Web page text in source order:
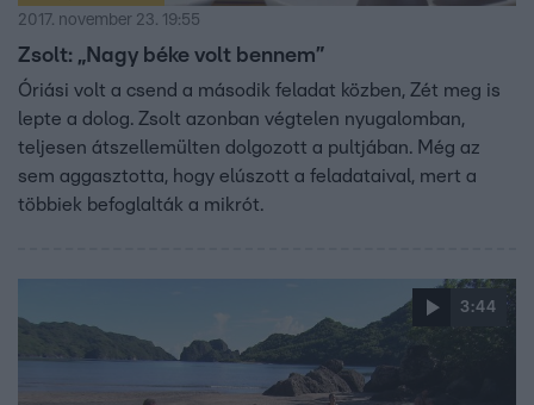
2017. november 23. 19:55
Zsolt: „Nagy béke volt bennem”
Óriási volt a csend a második feladat közben, Zét meg is
lepte a dolog. Zsolt azonban végtelen nyugalomban,
teljesen átszellemülten dolgozott a pultjában. Még az
sem aggasztotta, hogy elúszott a feladataival, mert a
többiek befoglalták a mikrót.
3:44